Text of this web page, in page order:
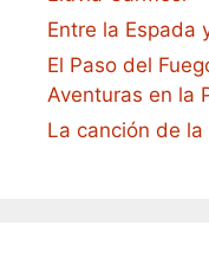
Entre la Espada
El Paso del
Aventuras en la
La canción de la